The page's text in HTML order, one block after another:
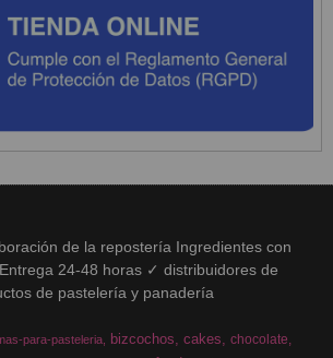
de la repostería Ingredientes con
24-48 horas ✓ distribuidores de
de pastelería y panadería
para-pasteleria bizcochos cakes chocolate